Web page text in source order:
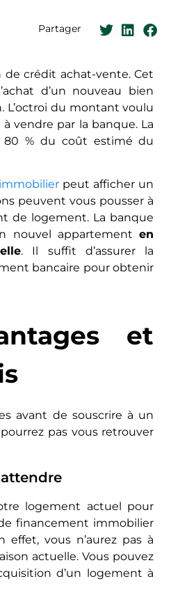
Partager
de crédit achat-vente. Cet
d’un nouveau bien
L’octroi du montant voulu
vendre par la banque. La
% du coût estimé du
peut afficher un
peuvent vous pousser à
de logement. La banque
nouvel appartementen
. Il suffit d’assurer la
bancaire pour obtenir
et
avant de souscrire à un
pas vous retrouver
logement actuel pour
financement immobilier
effet, vous n’aurez pas à
actuelle. Vous pouvez
d’un logement à